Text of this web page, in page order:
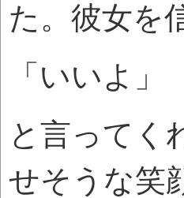
た。彼女を
「いいよ」
と言ってく
せそうな笑